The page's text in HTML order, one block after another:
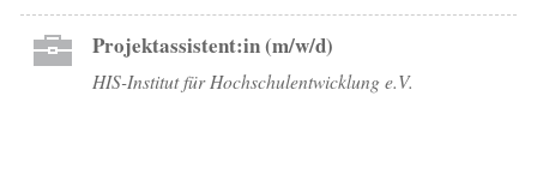
Projektassistent:in (m/w/d)
HIS-Institut für Hochschulentwicklung e.V.